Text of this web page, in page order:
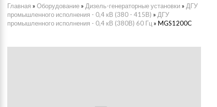
Главная » Оборудование » Дизель-генераторные установки » ДГУ
промышленного исполнения - 0,4 кВ (380 - 415В) » ДГУ
промышленного исполнения - 0,4 кВ (380В) 60 Гц » MGS1200C